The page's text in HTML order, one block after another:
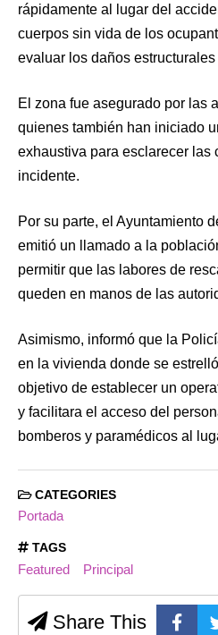
rápidamente al lugar del
cuerpos sin vida de los
evaluar los daños
El zona fue asegurado por las
quienes también han iniciado
exhaustiva para esclarecer las
incidente.
Por su parte, el Ayuntamiento
emitió un llamado a la
permitir que las labores de
queden en manos de las
Asimismo, informó que la
en la vivienda donde se
objetivo de establecer un
y facilitara el acceso del
bomberos y paramédicos al
CATEGORIES
Portada
TAGS
Featured Principal
Share This